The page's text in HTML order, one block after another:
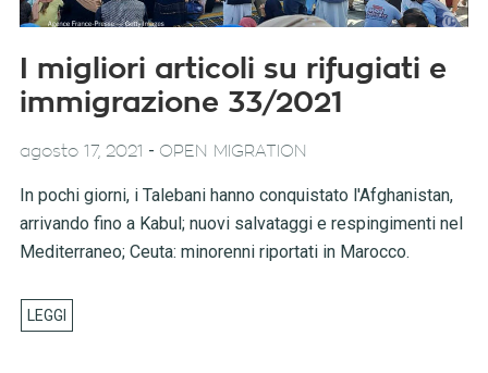
I migliori articoli su rifugiati e
immigrazione 33/2021
agosto 17, 2021 - OPEN MIGRATION
In pochi giorni, i Talebani hanno conquistato l'Afghanistan,
arrivando fino a Kabul; nuovi salvataggi e respingimenti nel
Mediterraneo; Ceuta: minorenni riportati in Marocco.